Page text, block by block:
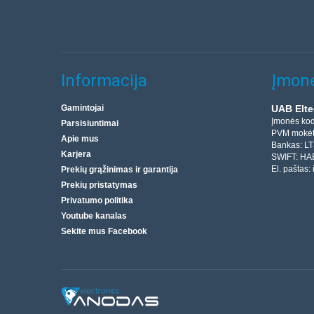
Informacija
Gamintojai
Parsisiuntimai
Apie mus
Karjera
Prekių grąžinimas ir garantija
Prekių pristatymas
Privatumo politika
Youtube kanalas
Sekite mus Facebook
UAB
Įmonės
PVM
Bankas:
SWIFT:
El. paštas: